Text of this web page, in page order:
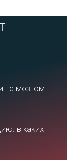
с мозгом
в каких